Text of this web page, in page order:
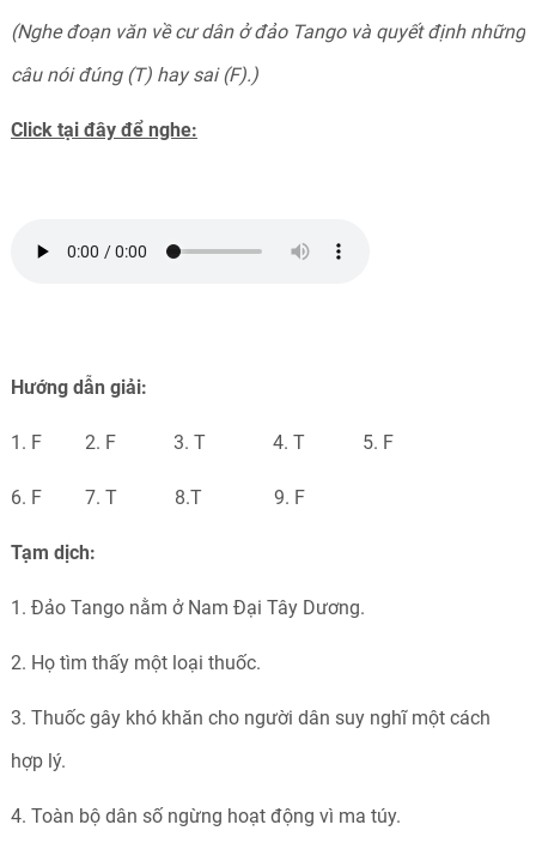
(Nghe đoạn văn về cư dân ở đảo Tango và quyết định những
câu nói đúng (T) hay sai (F).)
Click tại đây để nghe:
Hướng dẫn giải:
1. F 2. F 3. T 4. T 5. F
6. F 7. T 8.T 9. F
Tạm dịch:
1. Đảo Tango nằm ở Nam Đại Tây Dương.
2. Họ tìm thấy một loại thuốc.
3. Thuốc gây khó khăn cho người dân suy nghĩ một cách
hợp lý.
4. Toàn bộ dân số ngừng hoạt động vì ma túy.